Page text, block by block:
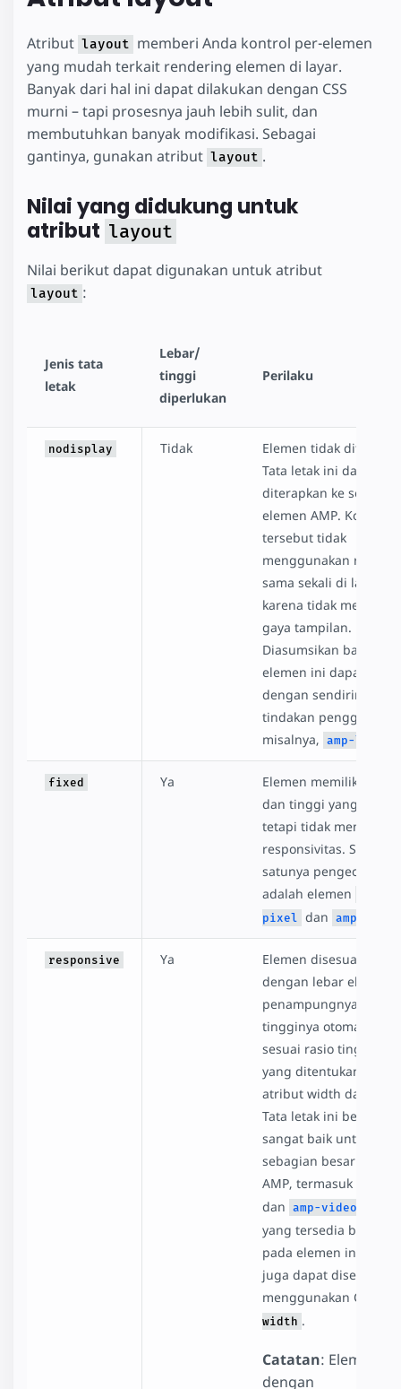
Atribut layout memberi Anda kontrol per-elemen
yang mudah terkait rendering elemen di layar.
Banyak dari hal ini dapat dilakukan dengan CSS
murni – tapi prosesnya jauh lebih sulit, dan
membutuhkan banyak modifikasi. Sebagai
gantinya, gunakan atribut layout .
Nilai yang didukung untuk
atribut layout
Nilai berikut dapat digunakan untuk atribut
layout :
Jenis tata
letak
Lebar/
tinggi
diperlukan
Perilaku
nodisplay Tidak
Elemen tidak
Tata letak ini dapat
diterapkan ke setiap
elemen AMP.
tersebut tidak
menggunakan ruang
sama sekali di layar
karena tidak memiliki
gaya tampilan.
Diasumsikan bahwa
elemen ini dapat
dengan sendirinya di
tindakan pengguna,
misalnya, amp-
fixed Ya
Elemen memiliki lebar
dan tinggi yang tetap
tetapi tidak
responsivitas. Satu-
satunya pengecualian
adalah elemen
pixel dan amp-audio
responsive Ya
Elemen disesuaikan
dengan lebar elemen
penampungnya dan
tingginya otomatis
sesuai rasio tinggi
yang ditentukan oleh
atribut width dan
Tata letak ini berfungsi
sangat baik untuk
sebagian besar
AMP, termasuk
dan amp-video
yang tersedia
pada elemen induk
juga dapat
menggunakan CSS
width .
Catatan: Elemen
dengan